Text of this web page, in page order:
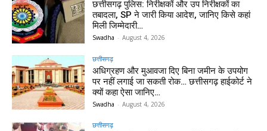
छत्तीसगढ़ पुलिस: निरीक्षकों और उप निरीक्षकों का
तबादला, SP ने जारी किया आदेश, जानिए किसे कहां
मिली जिम्मेदारी…
Swadha - August 4, 2026
छत्तीसगढ़
अधिग्रहण और मुआवजा दिए बिना जमीन के उपयोग
पर नहीं लगाई जा सकती रोक… छत्तीसगढ़ हाईकोर्ट ने
क्यों कहा ऐसा जानिए…
Swadha - August 4, 2026
छत्तीसगढ़